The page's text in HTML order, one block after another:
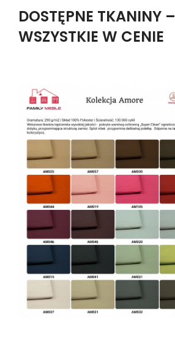
DOSTĘPNE TKANINY –
WSZYSTKIE W CENIE